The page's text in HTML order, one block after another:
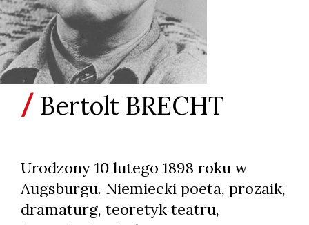
Bertolt BRECHT
Urodzony 10 lutego 1898 roku w
Augsburgu. Niemiecki poeta, prozaik,
dramaturg, teoretyk teatru,